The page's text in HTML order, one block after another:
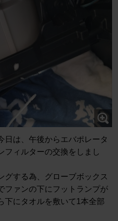
日は、午後からエバポレータ
フィルターの交換をしまし
グする為、グローブボックス
ファンの下にフットランプが
下にタオルを敷いて1本全部